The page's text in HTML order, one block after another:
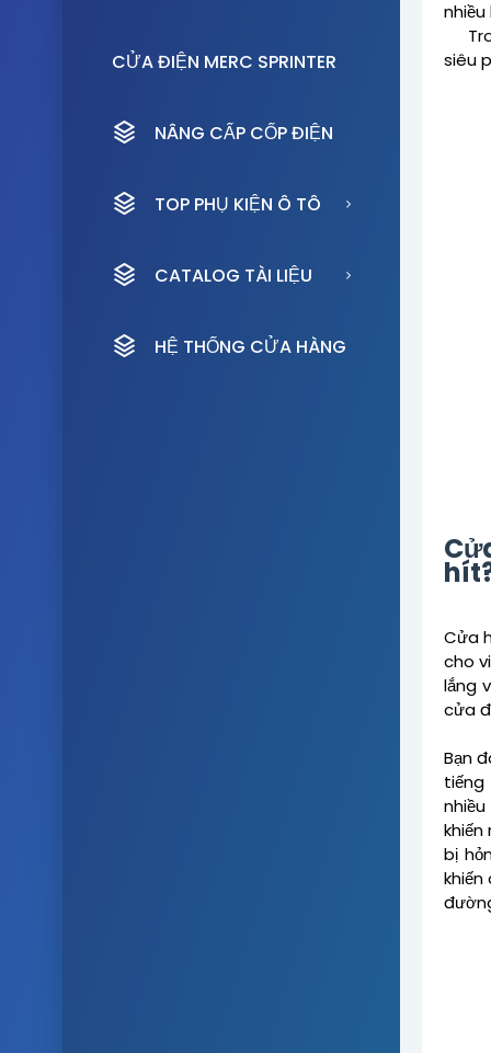
CỬA ĐIỆN MERC SPRINTER
NÂNG CẤP CỐP ĐIỆN
TOP PHỤ KIỆN Ô TÔ
CATALOG TÀI LIỆU
HỆ THỐNG CỬA HÀNG
siêu
Cửa
cho
lắng
cửa
Bạn
bị